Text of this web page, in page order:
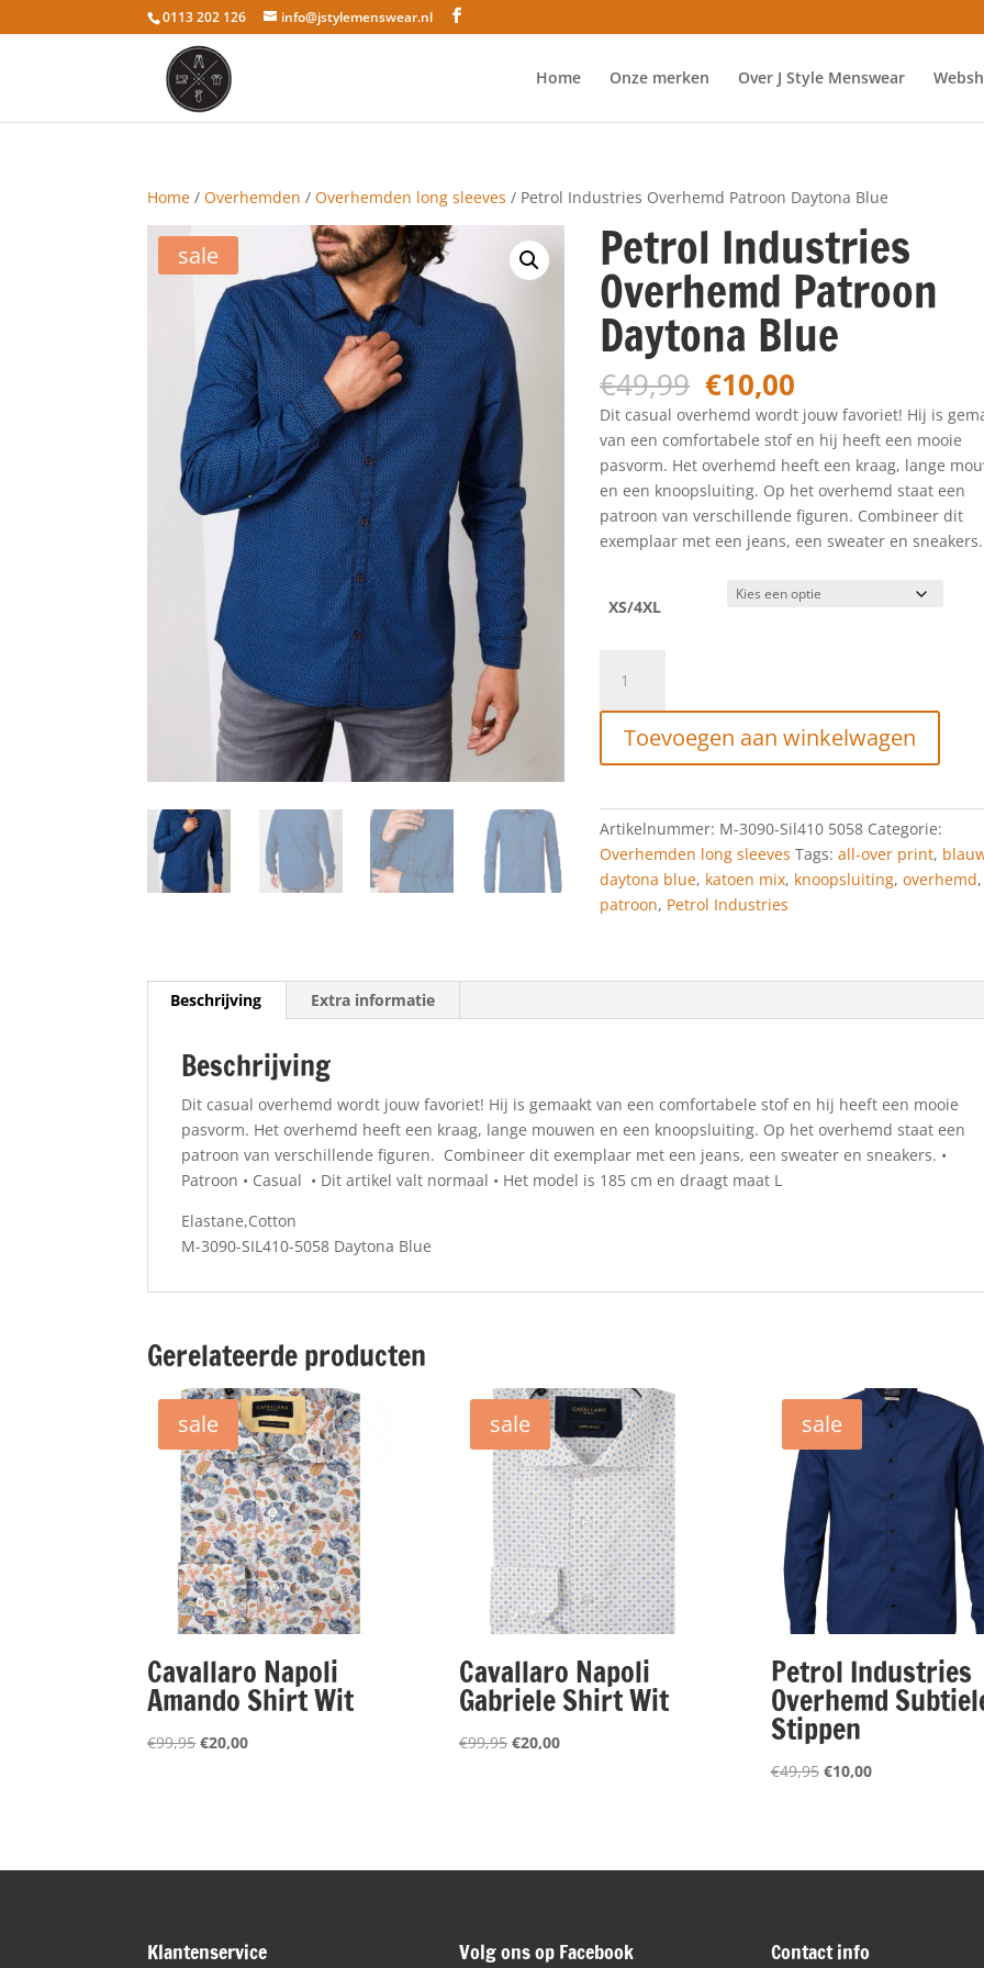
0113 202 126 info@jstylemenswear.nl
Home Onze merken Over J Style Menswear
Home /Overhemden /Overhemden long sleeves / Petrol Industries Overhemd Patroon Daytona Blue
sale Petrol Industries
Overhemd Patroon
Daytona Blue
€49,99 Oorspronkelijke
prijs
was:
€49,99.
€10,00
prijs
is:
€10,00.
Dit casual overhemd wordt jouw favoriet! Hij is
van een comfortabele stof en hij heeft een mooie
pasvorm. Het overhemd heeft een kraag, lange
en een knoopsluiting. Op het overhemd staat een
patroon van verschillende figuren. Combineer dit
exemplaar met een jeans, een sweater en sneakers.
XS/4XL
Industries
Overhemd
Patroon
Daytona
aantal
Toevoegen aan winkelwagen
Artikelnummer: M-3090-Sil410 5058 Categorie:
Overhemden long sleeves Tags:all-over print,
daytona blue, katoen mix, knoopsluiting,overhemd,
patroon, Petrol Industries
Beschrijving Extra informatie
Beschrijving
Dit casual overhemd wordt jouw favoriet! Hij is gemaakt van een comfortabele stof en hij heeft een mooie
pasvorm. Het overhemd heeft een kraag, lange mouwen en een knoopsluiting. Op het overhemd staat een
patroon van verschillende figuren. Combineer dit exemplaar met een jeans, een sweater en sneakers. •
Patroon • Casual • Dit artikel valt normaal • Het model is 185 cm en draagt maat L
Elastane,Cotton
M-3090-SIL410-5058 Daytona Blue
Gerelateerde producten
sale
Cavallaro Napoli
Amando Shirt Wit
€99,95Oorspronkelijke
€20,00Huidige
sale
Cavallaro Napoli
Gabriele Shirt Wit
€99,95 Oorspronkelijke
€20,00Huidige
sale
Petrol Industries
Overhemd
Stippen
€49,95 Oorspronkelijke
€10,00Huidige
Klantenservice Volg ons op Facebook Contact info